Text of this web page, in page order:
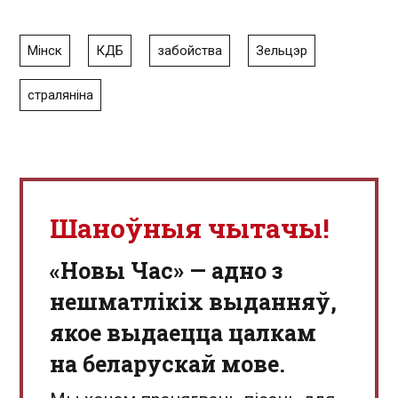
Мінск КДБ забойства Зельцэр
страляніна
Шаноўныя чытачы!
«Новы Час» — адно з
нешматлікіх выданняў,
якое выдаецца цалкам
на беларускай мове.